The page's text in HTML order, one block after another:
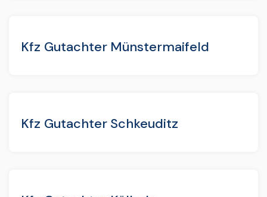
Kfz Gutachter Münstermaifeld
Kfz Gutachter Schkeuditz